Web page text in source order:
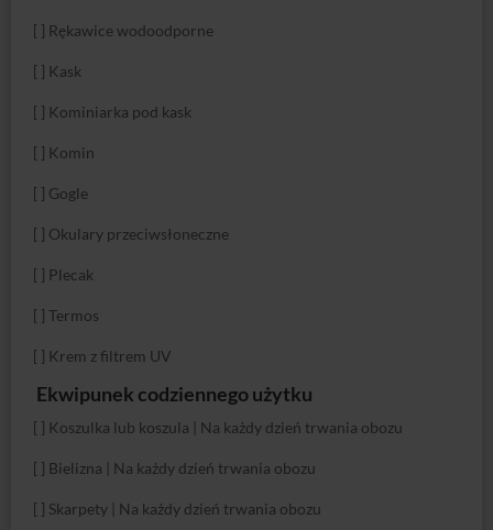
[ ] Rękawice wodoodporne
[ ] Kask
[ ] Kominiarka pod kask
[ ] Komin
[ ] Gogle
[ ] Okulary przeciwsłoneczne
[ ] Plecak
[ ] Termos
[ ] Krem z filtrem UV
Ekwipunek codziennego użytku
[ ] Koszulka lub koszula | Na każdy dzień trwania obozu
[ ] Bielizna | Na każdy dzień trwania obozu
[ ] Skarpety | Na każdy dzień trwania obozu